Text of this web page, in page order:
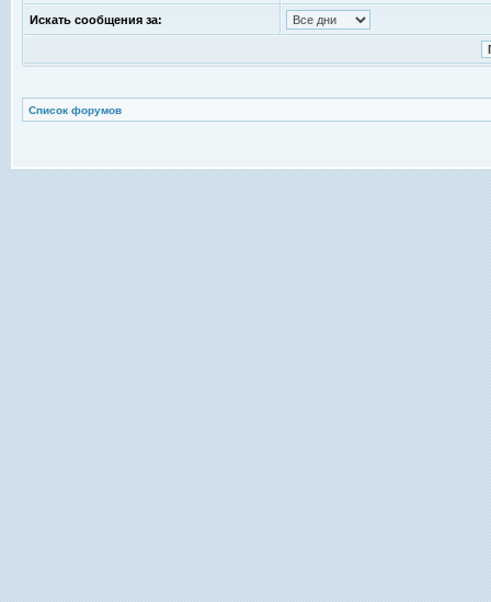
Искать сообщения за:
Список форумов